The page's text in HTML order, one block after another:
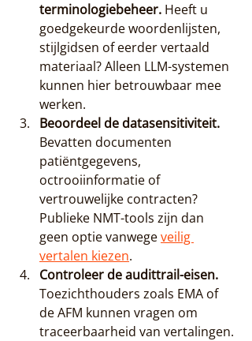
terminologiebeheer. Heeft u
goedgekeurde woordenlijsten,
stijlgidsen of eerder vertaald
materiaal? Alleen LLM-systemen
kunnen hier betrouwbaar mee
werken.
Beoordeel de datasensitiviteit.
Bevatten documenten
patiëntgegevens,
octrooiinformatie of
vertrouwelijke contracten?
Publieke NMT-tools zijn dan
geen optie vanwege veilig
vertalen kiezen.
Controleer de audittrail-eisen.
Toezichthouders zoals EMA of
de AFM kunnen vragen om
traceerbaarheid van vertalingen.